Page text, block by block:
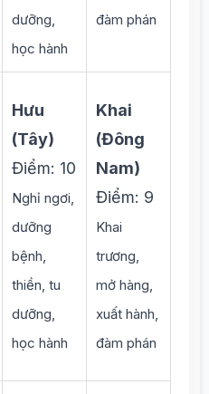
dưỡng,
học hành
đàm phán
Hưu
(Tây)
Điểm: 10
Nghỉ ngơi,
dưỡng
bệnh,
thiền, tu
dưỡng,
học hành
Khai
(Đông
Nam)
Điểm: 9
Khai
trương,
mở hàng,
xuất hành,
đàm phán